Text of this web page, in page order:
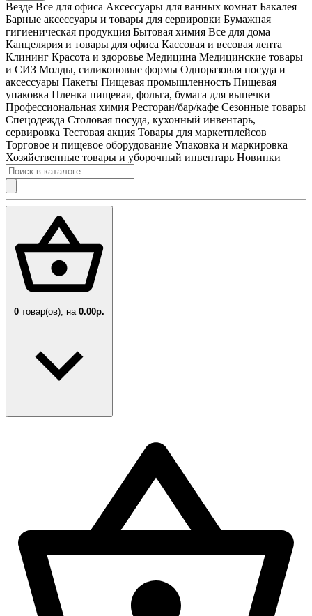
Везде Все для офиса Аксессуары для ванных комнат Бакалея
Барные аксессуары и товары для сервировки Бумажная
гигиеническая продукция Бытовая химия Все для дома
Канцелярия и товары для офиса Кассовая и весовая лента
Клининг Красота и здоровье Медицина Медицинские товары
и СИЗ Молды, силиконовые формы Одноразовая посуда и
аксессуары Пакеты Пищевая промышленность Пищевая
упаковка Пленка пищевая, фольга, бумага для выпечки
Профессиональная химия Ресторан/бар/кафе Сезонные товары
Спецодежда Столовая посуда, кухонный инвентарь,
сервировка Тестовая акция Товары для маркетплейсов
Торговое и пищевое оборудование Упаковка и маркировка
Хозяйственные товары и уборочный инвентарь Новинки
0 товар(ов), на 0.00р.